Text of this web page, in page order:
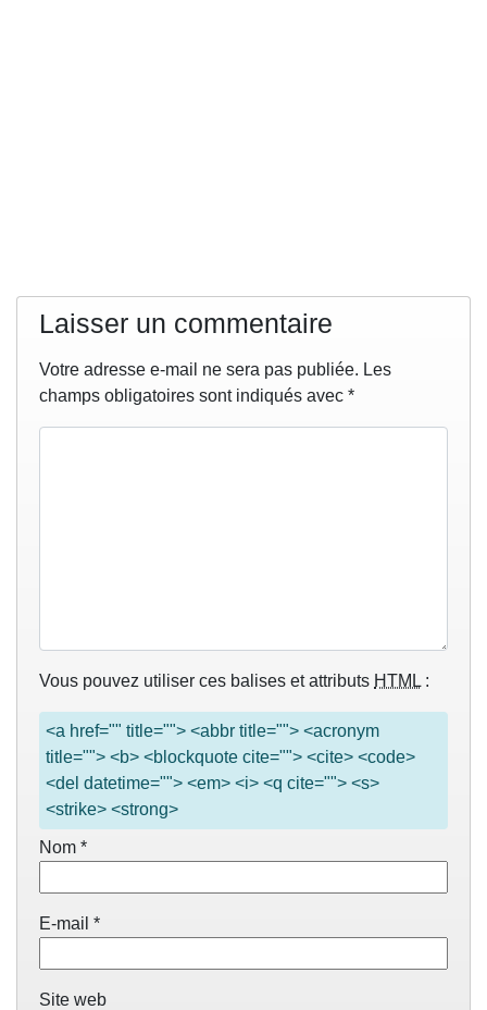
Laisser un commentaire
Votre adresse e-mail ne sera pas publiée. Les
champs obligatoires sont indiqués avec *
Vous pouvez utiliser ces balises et attributs HTML :
<a href="" title=""> <abbr title=""> <acronym
title=""> <b> <blockquote cite=""> <cite> <code>
<del datetime=""> <em> <i> <q cite=""> <s>
<strike> <strong>
Nom *
E-mail *
Site web